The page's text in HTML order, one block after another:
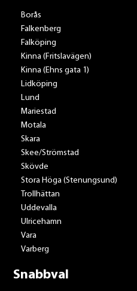
Borås
Falkenberg
Falköping
Kinna (Fritslavägen)
Kinna (Ehns gata 1)
Lidköping
Lund
Mariestad
Motala
Skara
Skee/Strömstad
Skövde
Stora Höga (Stenungsund)
Trollhättan
Uddevalla
Ulricehamn
Vara
Varberg
Snabbval